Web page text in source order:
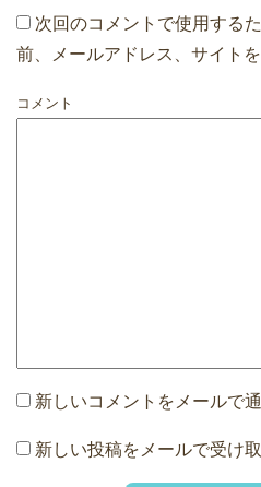
次回のコメントで使用する
前、メールアドレス、サイトを
コメント
新しいコメントをメールで
新しい投稿をメールで受け